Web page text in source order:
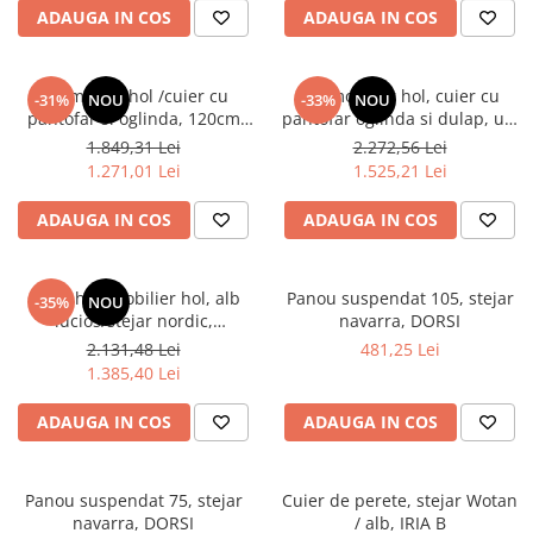
Scaune living/dining
Seturi masa +scaune dining
Tabureti
Bucatarie
Suporturi si tavi
Chiuvete bucatarie
Mese bucatarie /dining
Mobilier/seturi de bucatarie
Scaune bucatarie
Dormitor
Comode lux-ultramoderne
ADAUGA IN COS
balamale inchidere
silentioasa, Bortis
ADAUGA IN COS
-31% NOU
Set mobila hol /cuier cu
pantofar si oglinda, 120cm
lungime x 180 inaltime x 35
cm adancime, pal stejar
carbon/stejar crem , balamale
inchidere silentioasa, Bortis
1.849,31 Lei
1.271,01 Lei
ADAUGA IN COS
-33% NOU
Set mobilier hol, cuier cu
pantofar oglinda si dulap, usi
inchidere cu amortizare,
stejar artisan, 190x155x29 cm,
Bortis Impex
2.272,56 Lei
1.525,21 Lei
ADAUGA IN COS
-35% NOU
Cuier hol, mobilier hol, alb
lucios/stejar nordic,
100x190x40 cm, inchidere soft
close la usa, oglinda, suport
umerase, Bortis
2.131,48 Lei
1.385,40 Lei
ADAUGA IN COS
Panou suspendat 105, stejar
navarra, DORSI
481,25 Lei
ADAUGA IN COS
Panou suspendat 75, stejar
navarra, DORSI
Cuier de perete, stejar Wotan
/ alb, IRIA B